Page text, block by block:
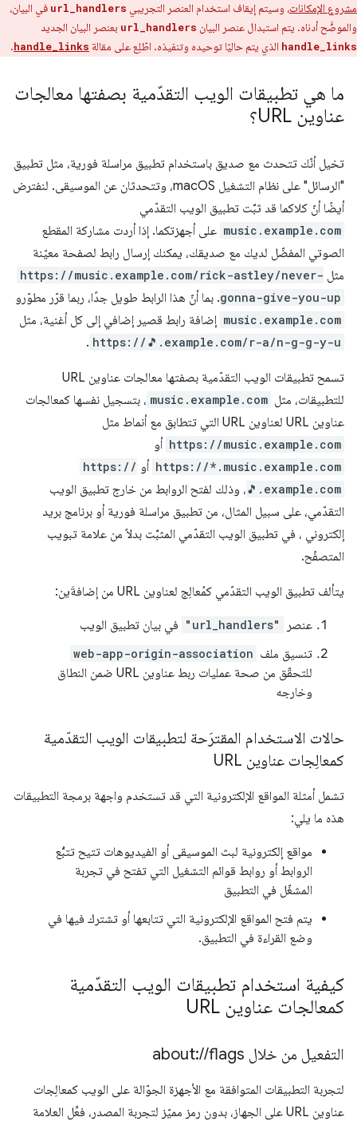
مشروع الإمكانات، وسيتم إيقاف استخدام العنصر التجريبي url_handlers في البيان،
والموضَّح أدناه. يتم استبدال عنصر البيان url_handlers بعنصر البيان الجديد
handle_links الذي يتم حاليًا توحيده وتنفيذه. اطّلِع على مقالة handle_links
.
ما هي تطبيقات الويب التقدّمية بصفتها معالجات
عناوين URL؟
تخيل أنّك تتحدث مع صديق باستخدام تطبيق مراسلة فورية، مثل تطبيق
"الرسائل" على نظام التشغيل macOS، وتتحدثان عن الموسيقى. لنفترض
أيضًا أنّ كلاكما قد ثبَّت تطبيق الويب التقدّمي
music.example.com على أجهزتكما. إذا أردت مشاركة المقطع
الصوتي المفضّل لديك مع صديقك، يمكنك إرسال رابط لصفحة معيّنة
مثل https://music.example.com/rick-astley/never-
gonna-give-you-up. بما أنّ هذا الرابط طويل جدًا، ربما قرّر مطوّرو
music.example.com إضافة رابط قصير إضافي إلى كل أغنية، مثل
https://🎵.example.com/r-a/n-g-g-y-u
.
تسمح تطبيقات الويب التقدّمية بصفتها معالجات عناوين URL
للتطبيقات، مثل music.example.com ، بتسجيل نفسها كمعالجات
عناوين URL لعناوين URL التي تتطابق مع أنماط مثل
https://music.example.com أو
https://*.music.example.com أو https://
🎵.example.com، وذلك لفتح الروابط من خارج تطبيق الويب
التقدّمي، على سبيل المثال، من تطبيق مراسلة فورية أو برنامج بريد
إلكتروني ، في تطبيق الويب التقدّمي المثبَّت بدلاً من علامة تبويب
المتصفّح.
يتألف تطبيق الويب التقدّمي كمُعالِج لعناوين URL من إضافةَين:
عنصر "url_handlers" في بيان تطبيق الويب
تنسيق ملف web-app-origin-association
للتحقّق من صحة عمليات ربط عناوين URL ضمن النطاق
وخارجه
حالات الاستخدام المقترَحة لتطبيقات الويب التقدّمية
كمعالِجات عناوين URL
تشمل أمثلة المواقع الإلكترونية التي قد تستخدم واجهة برمجة التطبيقات
هذه ما يلي:
مواقع إلكترونية لبث الموسيقى أو الفيديوهات تتيح تتبُّع
الروابط أو روابط قوائم التشغيل التي تفتح في تجربة
المشغّل في التطبيق
يتم فتح المواقع الإلكترونية التي تتابعها أو تشترك فيها في
وضع القراءة في التطبيق.
كيفية استخدام تطبيقات الويب التقدّمية
كمعالجات عناوين URL
التفعيل من خلال about: //flags
لتجربة التطبيقات المتوافقة مع الأجهزة الجوّالة على الويب كمعالِجات
عناوين URL على الجهاز، بدون رمز مميّز لتجربة المصدر، فعِّل العلامة